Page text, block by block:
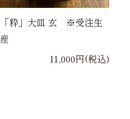
「粋」大皿 玄 ※受注生
産
11,000円(税込)